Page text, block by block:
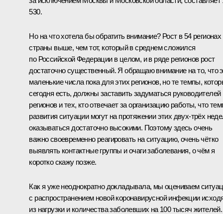
530.
Но на что хотела бы обратить внимание? Рост в 54 регионах
страны выше, чем тот, который в среднем сложился
по Российской Федерации в целом, и в ряде регионов рост
достаточно существенный. Я обращаю внимание на то, что
маленькие числа пока для этих регионов, но те темпы,
сегодня есть, должны заставить задуматься руководителей
регионов и тех, кто отвечает за организацию работы, что
развития ситуации могут на протяжении этих двух-трёх
оказываться достаточно высокими. Поэтому здесь очень
важно своевременно реагировать на ситуацию, очень чётко
выявлять контактные группы и очаги заболевания, о чём я
коротко скажу позже.
Как я уже неоднократно докладывала, мы оцениваем
с распространением новой коронавирусной инфекции
из нагрузки и количества заболевших на 100 тысяч жителей.